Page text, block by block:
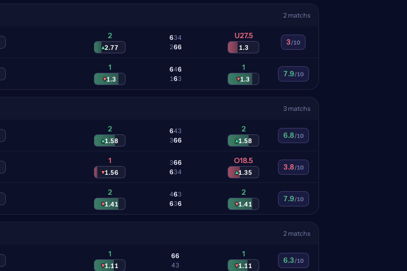
2 matchs
2
▴2.77
6
2
3
6
4
6
U27.5
1.3
3/10
1
▾1.3
6
1
4
6
6
3
1
▾1.3
7.9/10
3 matchs
2
▴1.58
6
3
4
6
3
6
2
▴1.58
6.8/10
1
▾1.56
3
6
6
3
6
4
O18.5
▴1.35
3.8/10
2
▾1.41
4
6
6
3
3
6
2
▾1.41
7.9/10
2 matchs
1
▾1.11
6
4
6
3
1
▾1.11
6.3/10